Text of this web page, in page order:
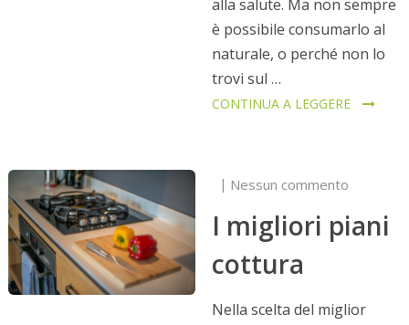
alla salute. Ma non sempre
è possibile consumarlo al
naturale, o perché non lo
trovi sul …
CONTINUA A LEGGERE
Nessun commento
I migliori piani
cottura
Nella scelta del miglior